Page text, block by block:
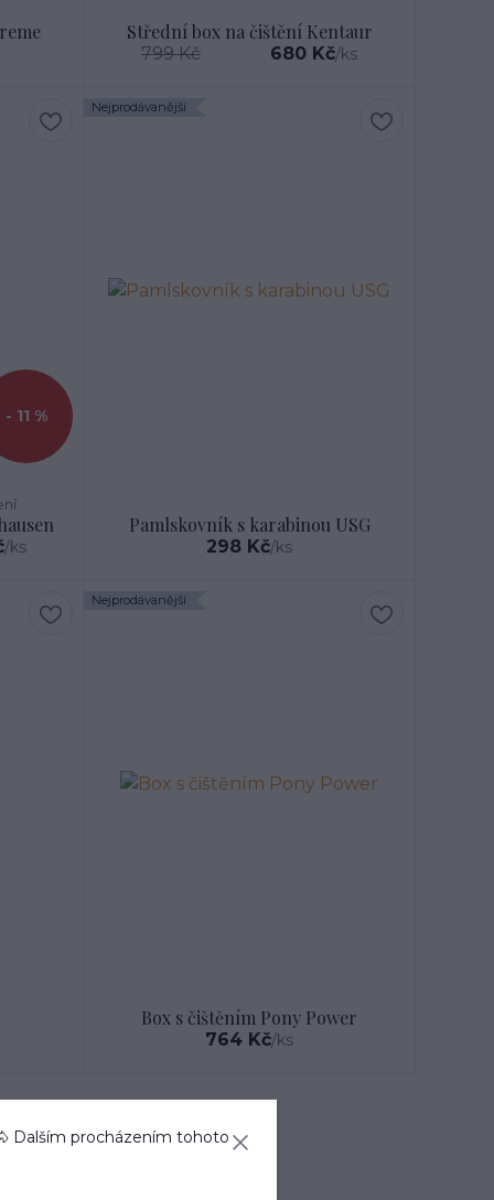
Střední box na čištění Kentaur
799 Kč 680 Kč/ks
- 11 %
/ks
Nejprodávanější
Pamlskovník s karabinou USG
298 Kč/ks
Nejprodávanější
Box s čištěním Pony Power
764 Kč/ks
Dalším procházením tohoto